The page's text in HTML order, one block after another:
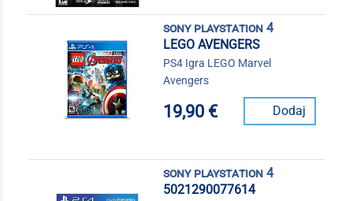
sony playstation 4
LEGO AVENGERS
PS4 Igra LEGO Marvel
Avengers
19,90 € Dodaj
sony playstation 4
5021290077614